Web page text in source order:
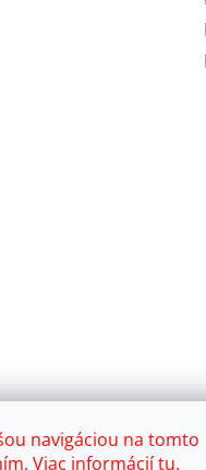
navigáciou na tomto
Viac informáciítu.